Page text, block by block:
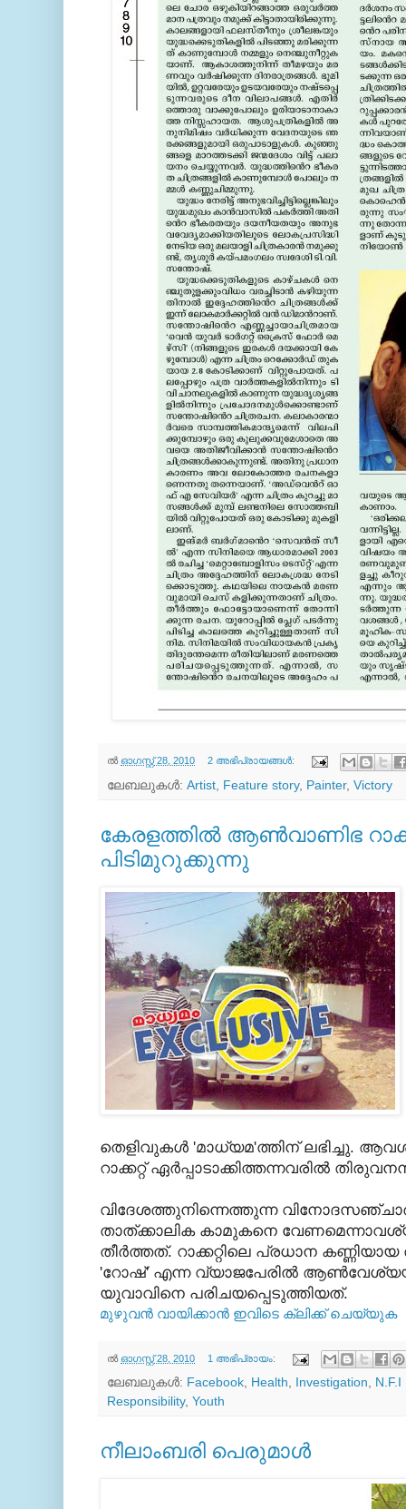
ല്‍ ഓഗസ്റ്റ് 28, 2010 2 അഭിപ്രായങ്ങൾ:
ലേബലുകള്‍: Artist Feature story, Painter, Victory
കേരളത്തില്‍ ആണ്‍വാണിഭ
പിടിമുറുക്കുന്നു
തെളിവുകള്‍ 'മാധ്യമ'ത്തിന് ലഭിച്ചു.
റാക്കറ്റ് ഏര്‍പ്പാടാക്കിത്തന്നവരില്‍
വിദേശത്തുനിന്നെത്തുന്ന
താത്ക്കാലിക കാമുകനെ
തീര്‍ത്തത്. റാക്കറ്റിലെ പ്രധാന
'റോഷ്' എന്ന വ്യാജപേരില്‍
യുവാവിനെ പരിചയപ്പെടുത്തിയത്.
മുഴുവന്‍ വായിക്കാന്‍ ഇവിടെ ക്ലിക്ക്‌ ചെയ്യുക
ല്‍ ഓഗസ്റ്റ് 28, 2010 1 അഭിപ്രായം:
ലേബലുകള്‍: Facebook, Health, Investigation,
Responsibility, Youth
നീലാംബരി പെരുമാള്‍